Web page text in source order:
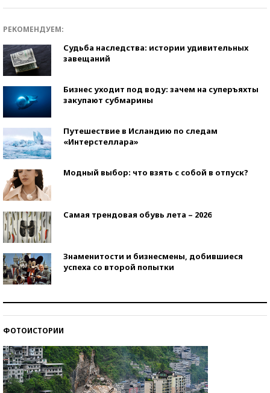
РЕКОМЕНДУЕМ:
Судьба наследства: истории удивительных
завещаний
Бизнес уходит под воду: зачем на суперъяхты
закупают субмарины
Путешествие в Исландию по следам
«Интерстеллара»
Модный выбор: что взять с собой в отпуск?
Самая трендовая обувь лета – 2026
Знаменитости и бизнесмены, добившиеся
успеха со второй попытки
ФОТОИСТОРИИ